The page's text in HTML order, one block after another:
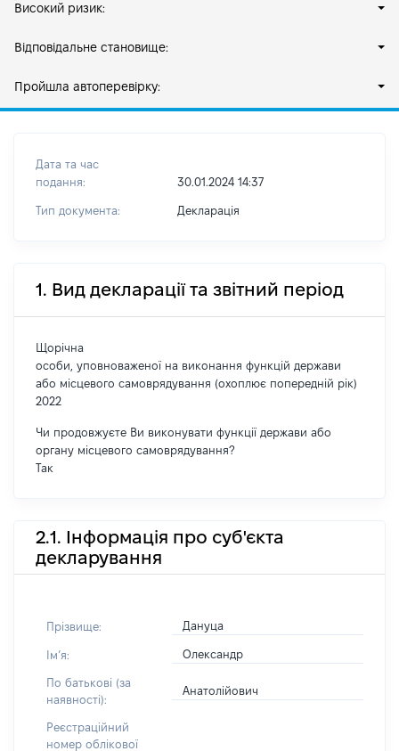
Високий ризик:
Відповідальне становище:
Пройшла автоперевірку:
Дата та час
подання:
30.01.2024 14:37
Тип документа: Декларація
1. Вид декларації та звітний період
Щорічна
особи, уповноваженої на виконання функцій держави
або місцевого самоврядування (охоплює попередній рік)
2022
Чи продовжуєте Ви виконувати функції держави або
органу місцевого самоврядування?
Так
2.1. Інформація про суб'єкта
декларування
Прізвище: Дануца
Імʼя: Олександр
По батькові (за
наявності):
Анатолійович
Реєстраційний
номер облікової